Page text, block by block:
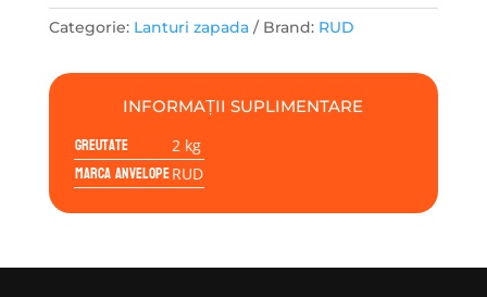
185
15
6600
Categorie: Lanturi zapada Brand: RUD
INFORMAȚII SUPLIMENTARE
Greutate 2 kg
Marca anvelopeRUD